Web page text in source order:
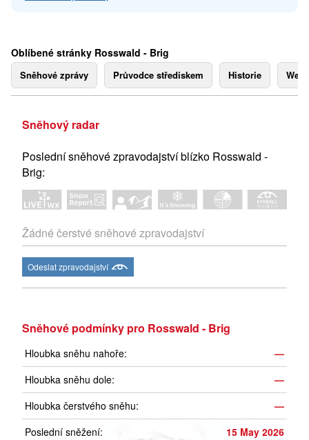
Oblíbené stránky Rosswald - Brig
Sněhové zprávy Průvodce střediskem Historie
Sněhový radar
Poslední sněhové zpravodajství blízko Rosswald -
Brig:
Žádné čerstvé sněhové zpravodajství
Odeslat zpravodajství
Sněhové podmínky pro Rosswald - Brig
Hloubka sněhu nahoře:
—
Hloubka sněhu dole:
—
Hloubka čerstvého sněhu:
—
Poslední sněžení:
15 May 2026